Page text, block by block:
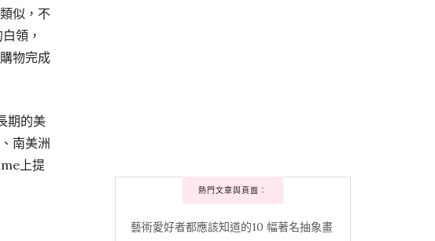
似，不
領，
物完成
期的美
南美洲
上提
熱門文章與頁面︰
藝術愛好者都應該知道的10 幅著名抽象畫